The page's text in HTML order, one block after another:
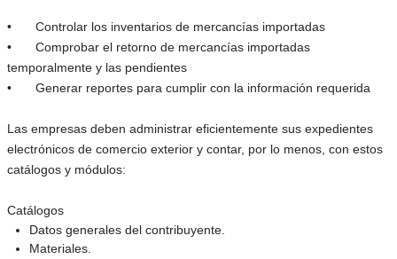
•
Controlar los inventarios de mercancías importadas
•
Comprobar el retorno de mercancías importadas
temporalmente y las pendientes
•
Generar reportes para cumplir con la información requerida
Las empresas deben administrar eficientemente sus expedientes
electrónicos de comercio exterior y contar, por lo menos, con estos
catálogos y módulos:
Catálogos
Datos generales del contribuyente.
Materiales.